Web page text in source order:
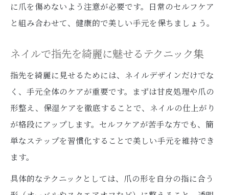
に爪を傷めないよう注意が必要です。日常のセルフケア
と組み合わせて、健康的で美しい手元を保ちましょう。
ネイルで指先を綺麗に魅せるテクニック集
指先を綺麗に見せるためには、ネイルデザインだけでな
く、手元全体のケアが重要です。まずは甘皮処理や爪の
形整え、保湿ケアを徹底することで、ネイルの仕上がり
が格段にアップします。セルフケアが苦手な方でも、簡
単なステップを習慣化することで美しい手元を維持でき
ます。
具体的なテクニックとしては、爪の形を自分の指に合う